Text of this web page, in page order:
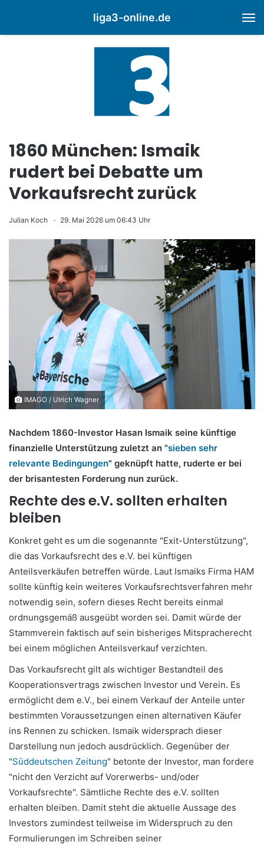
liga3-online.de
1860 München: Ismaik
rudert bei Debatte um
Vorkaufsrecht zurück
Julian Koch 29. Mai 2026 um 06:43 Uhr
IMAGO / Ulrich Wagner
Nachdem 1860-Investor Hasan Ismaik seine künftige
finanzielle Unterstützung zuletzt an "sieben sehr
relevante Bedingungen" geknüpft hatte, ruderte er bei
der brisantesten Forderung nun zurück.
Rechte des e.V. sollten erhalten
bleiben
Konkret geht es um die sogenannte "Exit-Unterstützung",
die das Vorkaufsrecht des e.V. bei künftigen
Anteilsverkäufen betreffen würde. Laut Ismaiks Firma HAM
sollte künftig kein weiteres Vorkaufsrechtsverfahren mehr
notwendig sein, sofern dieses Recht bereits einmal
ordnungsgemäß ausgeübt worden sei. Damit würde der
Stammverein faktisch auf sein bisheriges Mitspracherecht
bei einem möglichen Anteilsverkauf verzichten.
Das Vorkaufsrecht gilt als wichtiger Bestandteil des
Kooperationsvertrags zwischen Investor und Verein. Es
ermöglicht dem e.V., bei einem Verkauf der Anteile unter
bestimmten Voraussetzungen einen alternativen Käufer
ins Rennen zu schicken. Ismaik widersprach dieser
Darstellung nun jedoch ausdrücklich. Gegenüber der
"Süddeutschen Zeitung" betonte der Investor, man fordere
"nicht den Verzicht auf Vorerwerbs- und/oder
Vorkaufsrechte". Sämtliche Rechte des e.V. sollten
erhalten bleiben. Damit steht die aktuelle Aussage des
Investors zumindest teilweise im Widerspruch zu den
Formulierungen im Schreiben seiner